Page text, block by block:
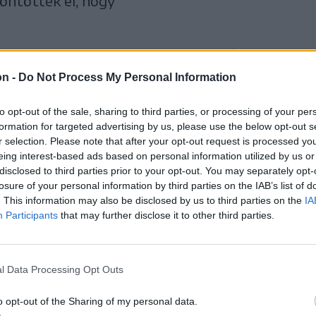
- Do Not Process My Personal Information
opt-out of the sale, sharing to third parties, or processing of your
for targeted advertising by us, please use the below opt-out
selection. Please note that after your opt-out request is processed
interest-based ads based on personal information utilized by us
to third parties prior to your opt-out. You may separately
of your personal information by third parties on the IAB’s list of
This information may also be disclosed by us to third parties on the
Participants that may further disclose it to other third parties.
Data Processing Opt Outs
opt-out of the Sharing of my personal data.
szolgáltató által
csatlakoztatni a
ehhez:
vezetéket kell a földbe helyezni,